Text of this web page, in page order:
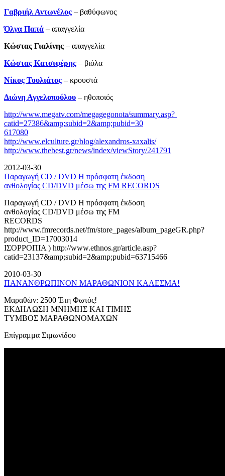
Γαβριήλ Αντωνέλος – βαθύφωνος
Όλγα Παπά – απαγγελία
Κώστας Γιαλίνης ­– απαγγελία
Κώστας Κατσιφέρης – βιόλα
Νίκος Τουλιάτος – κρουστά
Διώνη Αγγελοπούλου – ηθοποιός
http://www.megatv.com/megagegonota/summary.asp?
catid=27386&amp;subid=2&amp;pubid=30
617080
http://www.elculture.gr/blog/alexandros-xaxalis/
http://www.thebest.gr/news/index/viewStory/241791
2012-03-30
Παραγωγή CD / DVD Η πρόσφατη έκδοση
ανθολογίας CD/DVD μέσω της FM RECORDS
Παραγωγή CD / DVD Η πρόσφατη έκδοση
ανθολογίας CD/DVD μέσω της FM
RECORDS
http://www.fmrecords.net/fm/store_pages/album_pageGR.php?
product_ID=17003014
ΙΣΟΡΡΟΠΙΑ ) http://www.ethnos.gr/article.asp?
catid=23137&amp;subid=2&amp;pubid=63715466
2010-03-30
ΠΑΝΑΝΘΡΩΠΙΝΟΝ ΜΑΡΑΘΩΝΙΟΝ ΚΑΛΕΣΜΑ!
Μαραθών: 2500 Έτη Φωτός!
ΕΚΔΗΛΩΣΗ ΜΝΗΜΗΣ ΚΑΙ ΤΙΜΗΣ
ΤΥΜΒΟΣ ΜΑΡΑΘΩΝΟΜΑΧΩΝ
Επίγραμμα Σιμωνίδου